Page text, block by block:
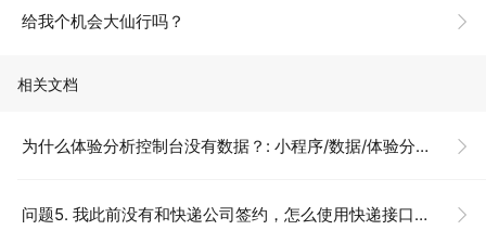
给我个机会大仙行吗？
相关文档
为什么体验分析控制台没有数据？: 小程序/数据/体验分析/常见问题
问题5. 我此前没有和快递公司签约，怎么使用快递接口？: 小程序/开发/拓展能力/微信物流服务/商家使用/快递接口/常见问题